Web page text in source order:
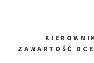
ZAWARTOŚĆ